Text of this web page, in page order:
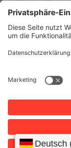
Presse
Kontakt
Impressum
Sitemap